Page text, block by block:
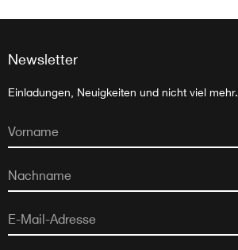
Newsletter
Einladungen, Neuigkeiten und nicht viel mehr.